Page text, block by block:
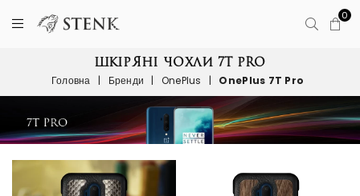
0
ШКІРЯНІ ЧОХЛИ 7T PRO
Головна | Бренди | OnePlus | OnePlus 7T Pro